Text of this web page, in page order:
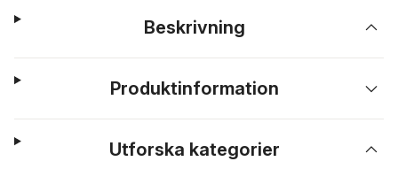
Beskrivning
Produktinformation
Utforska kategorier